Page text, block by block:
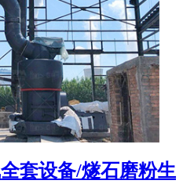
套设备/燧石磨粉生